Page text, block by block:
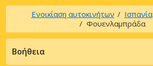
Ενοικίαση αυτοκινήτων Ισπανία
Φουενλαμπράδα
Βοήθεια